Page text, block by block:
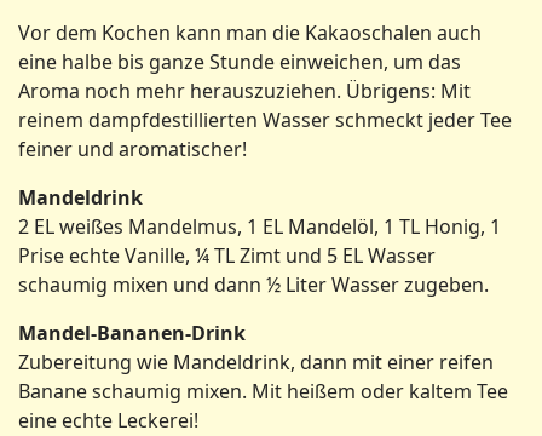
Vor dem Kochen kann man die Kakaoschalen auch
eine halbe bis ganze Stunde einweichen, um das
Aroma noch mehr herauszuziehen. Übrigens: Mit
reinem dampfdestillierten Wasser schmeckt jeder Tee
feiner und aromatischer!
Mandeldrink
2 EL weißes Mandelmus, 1 EL Mandelöl, 1 TL Honig, 1
Prise echte Vanille, ¼ TL Zimt und 5 EL Wasser
schaumig mixen und dann ½ Liter Wasser zugeben.
Mandel-Bananen-Drink
Zubereitung wie Mandeldrink, dann mit einer reifen
Banane schaumig mixen. Mit heißem oder kaltem Tee
eine echte Leckerei!